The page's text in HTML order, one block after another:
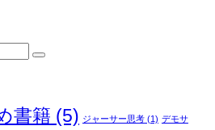
書籍 (5) ジャーサー思考(1) デモサ